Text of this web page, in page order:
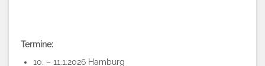
Termine:
10. – 11.1.2026 Hamburg